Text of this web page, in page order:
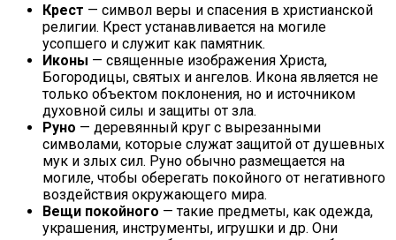
Крест — символ веры и спасения в христианской
религии. Крест устанавливается на могиле
усопшего и служит как памятник.
Иконы — священные изображения Христа,
Богородицы, святых и ангелов. Икона является не
только объектом поклонения, но и источником
духовной силы и защиты от зла.
Руно — деревянный круг с вырезанными
символами, которые служат защитой от душевных
мук и злых сил. Руно обычно размещается на
могиле, чтобы оберегать покойного от негативного
воздействия окружающего мира.
Вещи покойного — такие предметы, как одежда,
украшения, инструменты, игрушки и др. Они